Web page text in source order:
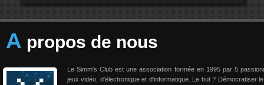
A propos de nous
Le Simm's Club est une association formée en 1995 par 5
jeux vidéo, d'électronique et d'informatique. Le but ? Démocratiser